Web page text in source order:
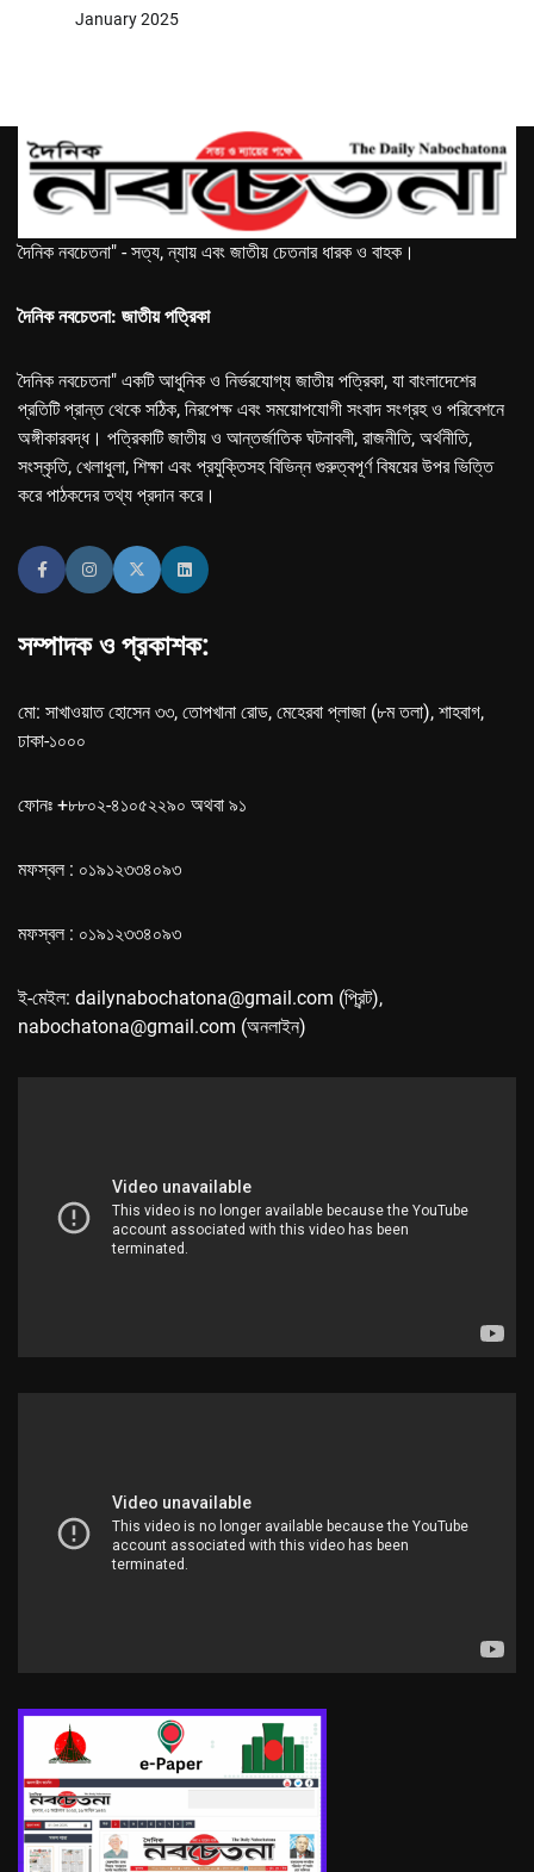
January 2025
দৈনিক নবচেতনা" - সত্য, ন্যায় এবং জাতীয় চেতনার ধারক ও বাহক।
দৈনিক নবচেতনা: জাতীয় পত্রিকা
দৈনিক নবচেতনা" একটি আধুনিক ও নির্ভরযোগ্য জাতীয় পত্রিকা, যা বাংলাদেশের
প্রতিটি প্রান্ত থেকে সঠিক, নিরপেক্ষ এবং সময়োপযোগী সংবাদ সংগ্রহ ও পরিবেশনে
অঙ্গীকারবদ্ধ। পত্রিকাটি জাতীয় ও আন্তর্জাতিক ঘটনাবলী, রাজনীতি, অর্থনীতি,
সংস্কৃতি, খেলাধুলা, শিক্ষা এবং প্রযুক্তিসহ বিভিন্ন গুরুত্বপূর্ণ বিষয়ের উপর ভিত্তি
করে পাঠকদের তথ্য প্রদান করে।
সম্পাদক ও প্রকাশক:
মো: সাখাওয়াত হোসেন ৩৩, তোপখানা রোড, মেহেরবা প্লাজা (৮ম তলা), শাহবাগ,
ঢাকা-১০০০
ফোনঃ +৮৮০২-৪১০৫২২৯০ অথবা ৯১
মফস্বল : ০১৯১২৩৩৪০৯৩
মফস্বল : ০১৯১২৩৩৪০৯৩
ই-মেইল: dailynabochatona@gmail.com (প্রিন্ট),
nabochatona@gmail.com (অনলাইন)